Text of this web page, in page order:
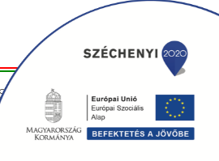
Intézet
utca 64-66.
titkarsag@nszi.gov.hu